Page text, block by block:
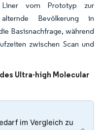
Liner vom Prototyp zur
Bevölkerung in
Basisnachfrage, während
zwischen Scan und
Ultra-high Molecular
im Vergleich zu